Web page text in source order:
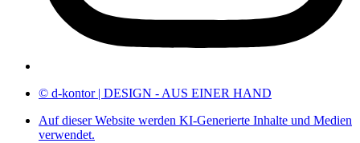
© d-kontor | DESIGN - AUS EINER HAND
Auf dieser Website werden KI-Generierte Inhalte und Medien
verwendet.